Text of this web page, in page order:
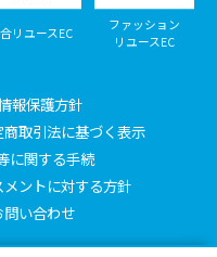
リユースEC
ファッション
リユースEC
報保護方針
商取引法に基づく表示
に関する手続
ントに対する方針
問い合わせ